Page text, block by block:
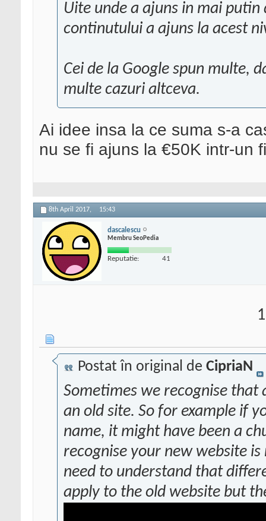
Uite unde a ajuns in mai
continutului a ajuns la acest
Cei de la Google spun multe,
multe cazuri altceva.
Ai idee insa la ce suma s-a
nu se fi ajuns la €50K intr-un
8th April 2017, 15:43
dascalescu
Membru SeoPedia
Reputatie: 41
Postat în original de CipriaN
Sometimes we recognise
an old site. So for example if
name, it might have been a
recognise your new website
need to understand that
apply to the old website but